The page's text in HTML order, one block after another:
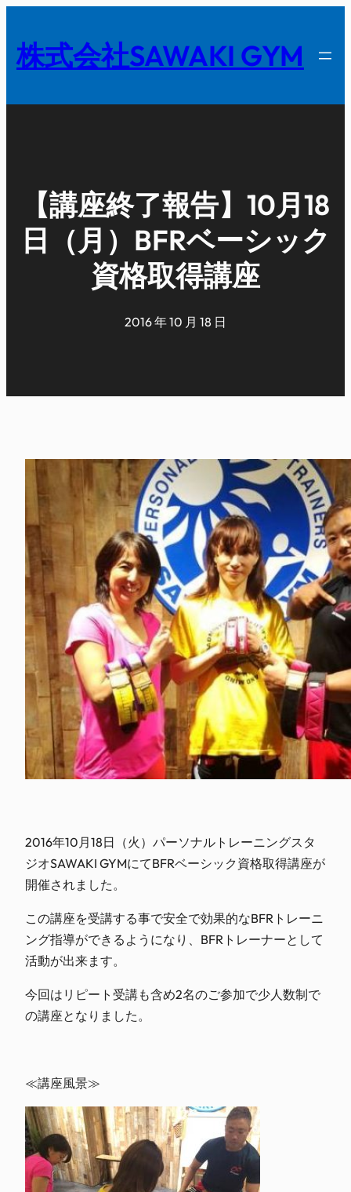
を
キ
株式会社SAWAKI GYM
【講座終了報告】10月18
日（月）BFRベーシック
資格取得講座
2016 年 10 月 18 日
2016年10月18日（火）パーソナルトレーニングスタ
ジオSAWAKI GYMにてBFRベーシック資格取得講座が
開催されました。
この講座を受講する事で安全で効果的なBFRトレーニ
ング指導ができるようになり、BFRトレーナーとして
活動が出来ます。
今回はリピート受講も含め2名のご参加で少人数制で
の講座となりました。
≪講座風景≫